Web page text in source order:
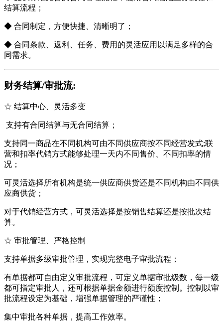
结算流程；
◆ 合同制定，方便快捷、清晰明了；
◆ 合同条款、返利、任务、费用的灵活应用以满足多样的合
同需求。
财务结算/审批流:
☆ 结算中心、灵活多变
支持有合同结算与无合同结算；
支持同一商品在不同机构可由不同供应商按不同经营发式;联
营和扣率代销方式能够处理一天内不同售价、不同扣率的情
况；
可灵活选择所有机构是统一供应商供货还是不同机构由不同供
应商供货；
对于代销经营方式，可灵活选择是按销售结算还是按批次结
算。
☆ 审批管理、严格控制
支持单据多级审批管理，实现完整电子审批流程；
有单据都可自由定义审批流程，可定义单据审批级数，每一级
都可指定审批人，还可根据单据金额进行额度控制。控制以审
批流程设定为基础，增强单据管理的严谨性；
集中审批各种单据，提高工作效率。